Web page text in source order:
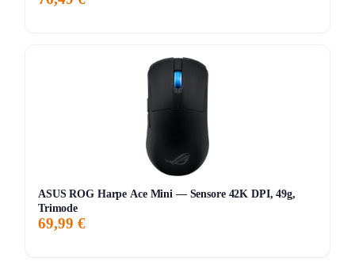
ASUS ROG Harpe Ace Mini — Sensore 42K DPI, 49g,
Trimode
69,99 €